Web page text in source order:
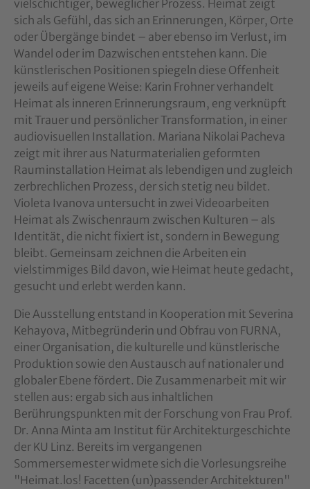
vielschichtiger, beweglicher Prozess. Heimat zeigt
sich als Gefühl, das sich an Erinnerungen, Körper, Orte
oder Übergänge bindet – aber ebenso im Verlust, im
Wandel oder im Dazwischen entstehen kann. Die
künstlerischen Positionen spiegeln diese Offenheit
jeweils auf eigene Weise: Karin Frohner verhandelt
Heimat als inneren Erinnerungsraum, eng verknüpft
mit Trauer und persönlicher Transformation, in einer
audiovisuellen Installation. Mariana Nikolai Pacheva
zeigt mit ihrer aus Naturmaterialien geformten
Rauminstallation Heimat als lebendigen und zugleich
zerbrechlichen Prozess, der sich stetig neu bildet.
Violeta Ivanova untersucht in zwei Videoarbeiten
Heimat als Zwischenraum zwischen Kulturen – als
Identität, die nicht fixiert ist, sondern in Bewegung
bleibt. Gemeinsam zeichnen die Arbeiten ein
vielstimmiges Bild davon, wie Heimat heute gedacht,
gesucht und erlebt werden kann.
Die Ausstellung entstand in Kooperation mit Severina
Kehayova, Mitbegründerin und Obfrau von FURNA,
einer Organisation, die kulturelle und künstlerische
Produktion sowie den Austausch auf nationaler und
globaler Ebene fördert. Die Zusammenarbeit mit wir
stellen aus: ergab sich aus inhaltlichen
Berührungspunkten mit der Forschung von Frau Prof.
Dr. Anna Minta am Institut für Architekturgeschichte
der KU Linz. Bereits im vergangenen
Sommersemester widmete sich die Vorlesungsreihe
"Heimat.los! Facetten (un)passender Architekturen"